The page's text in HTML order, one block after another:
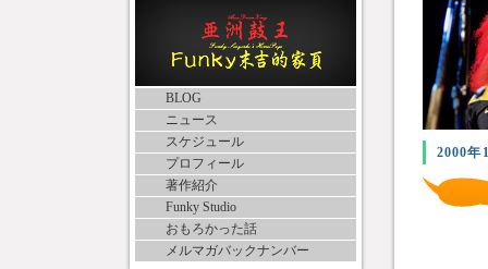
BLOG
ニュース
スケジュール
プロフィール
著作紹介
Funky Studio
おもろかった話
メルマガバックナンバー
2000年